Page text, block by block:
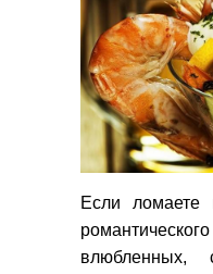
Если
влюбленных,